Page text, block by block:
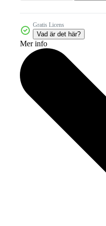
Gratis Licens
Vad är det här?
Mer info